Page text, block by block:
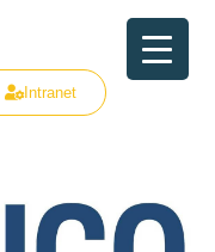
Intranet